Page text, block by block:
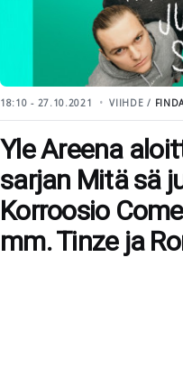
18:10 - 27.10.2021 VIIHDE /
Yle Areena
sarjan Mitä sä
Korroosio
mm. Tinze ja